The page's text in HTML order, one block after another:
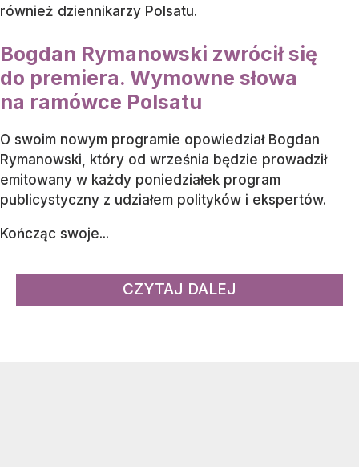
również dziennikarzy Polsatu.
Bogdan Rymanowski zwrócił się
do premiera. Wymowne słowa
na ramówce Polsatu
O swoim nowym programie opowiedział Bogdan
Rymanowski, który od września będzie prowadził
emitowany w każdy poniedziałek program
publicystyczny z udziałem polityków i ekspertów.
Kończąc swoje...
CZYTAJ DALEJ